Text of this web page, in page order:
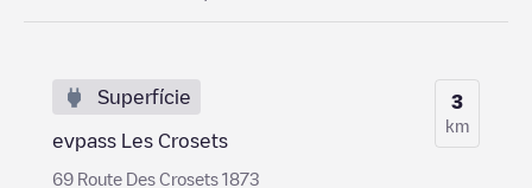
Superfície
evpass Les Crosets
69 Route Des Crosets 1873
3
km